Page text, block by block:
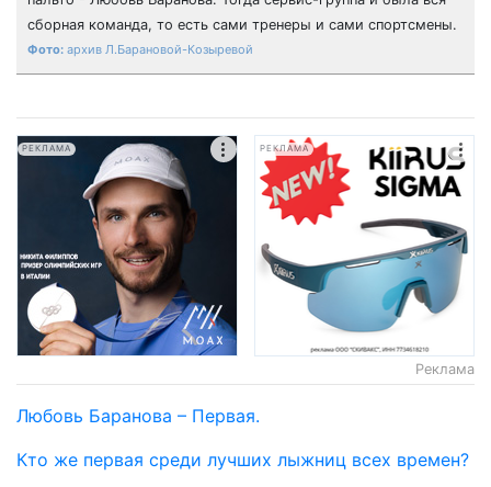
сборная команда, то есть сами тренеры и сами спортсмены.
архив Л.Барановой-Козыревой
РЕКЛАМА РЕКЛАМА
Реклама
Любовь Баранова – Первая.
Кто же первая среди лучших лыжниц всех времен?